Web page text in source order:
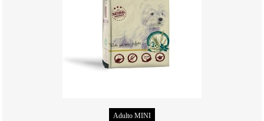
Adulto MINI